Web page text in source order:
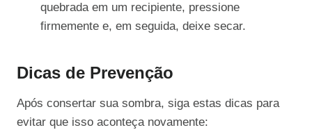
quebrada em um recipiente, pressione
firmemente e, em seguida, deixe secar.
Dicas de Prevenção
Após consertar sua sombra, siga estas dicas para
evitar que isso aconteça novamente: